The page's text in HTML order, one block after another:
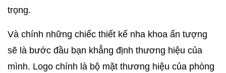
trọng.
Và chính những chiếc thiết kế nha khoa ấn tượng
sẽ là bước đầu bạn khẳng định thương hiệu của
mình. Logo chính là bộ mặt thương hiệu của phòng